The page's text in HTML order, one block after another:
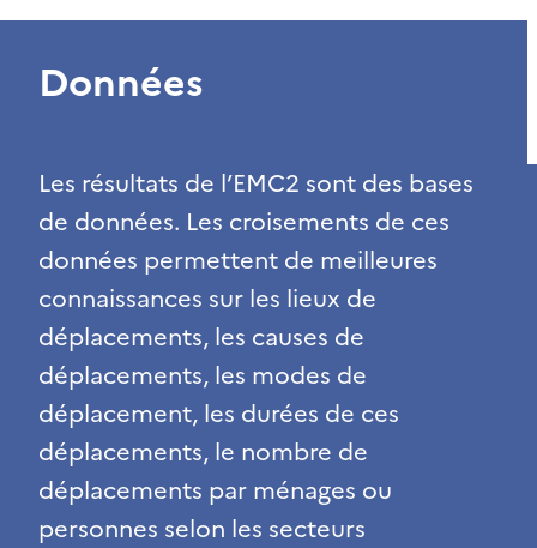
Données
Les résultats de l’EMC2 sont des bases
de données. Les croisements de ces
données permettent de meilleures
connaissances sur les lieux de
déplacements, les causes de
déplacements, les modes de
déplacement, les durées de ces
déplacements, le nombre de
déplacements par ménages ou
personnes selon les secteurs